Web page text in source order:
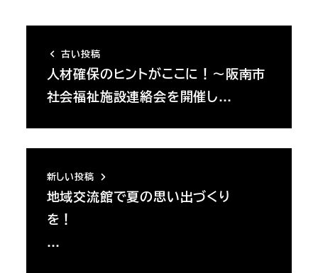
古い投稿
人材確保のヒントがここに！～阪南市
社会福祉施設連絡会を開催し…
新しい投稿
地域交流館で夏の思い出づくり
を！
…